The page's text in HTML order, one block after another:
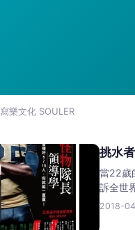
寫樂文化 SOULER
當22歲
訴全世
2018-